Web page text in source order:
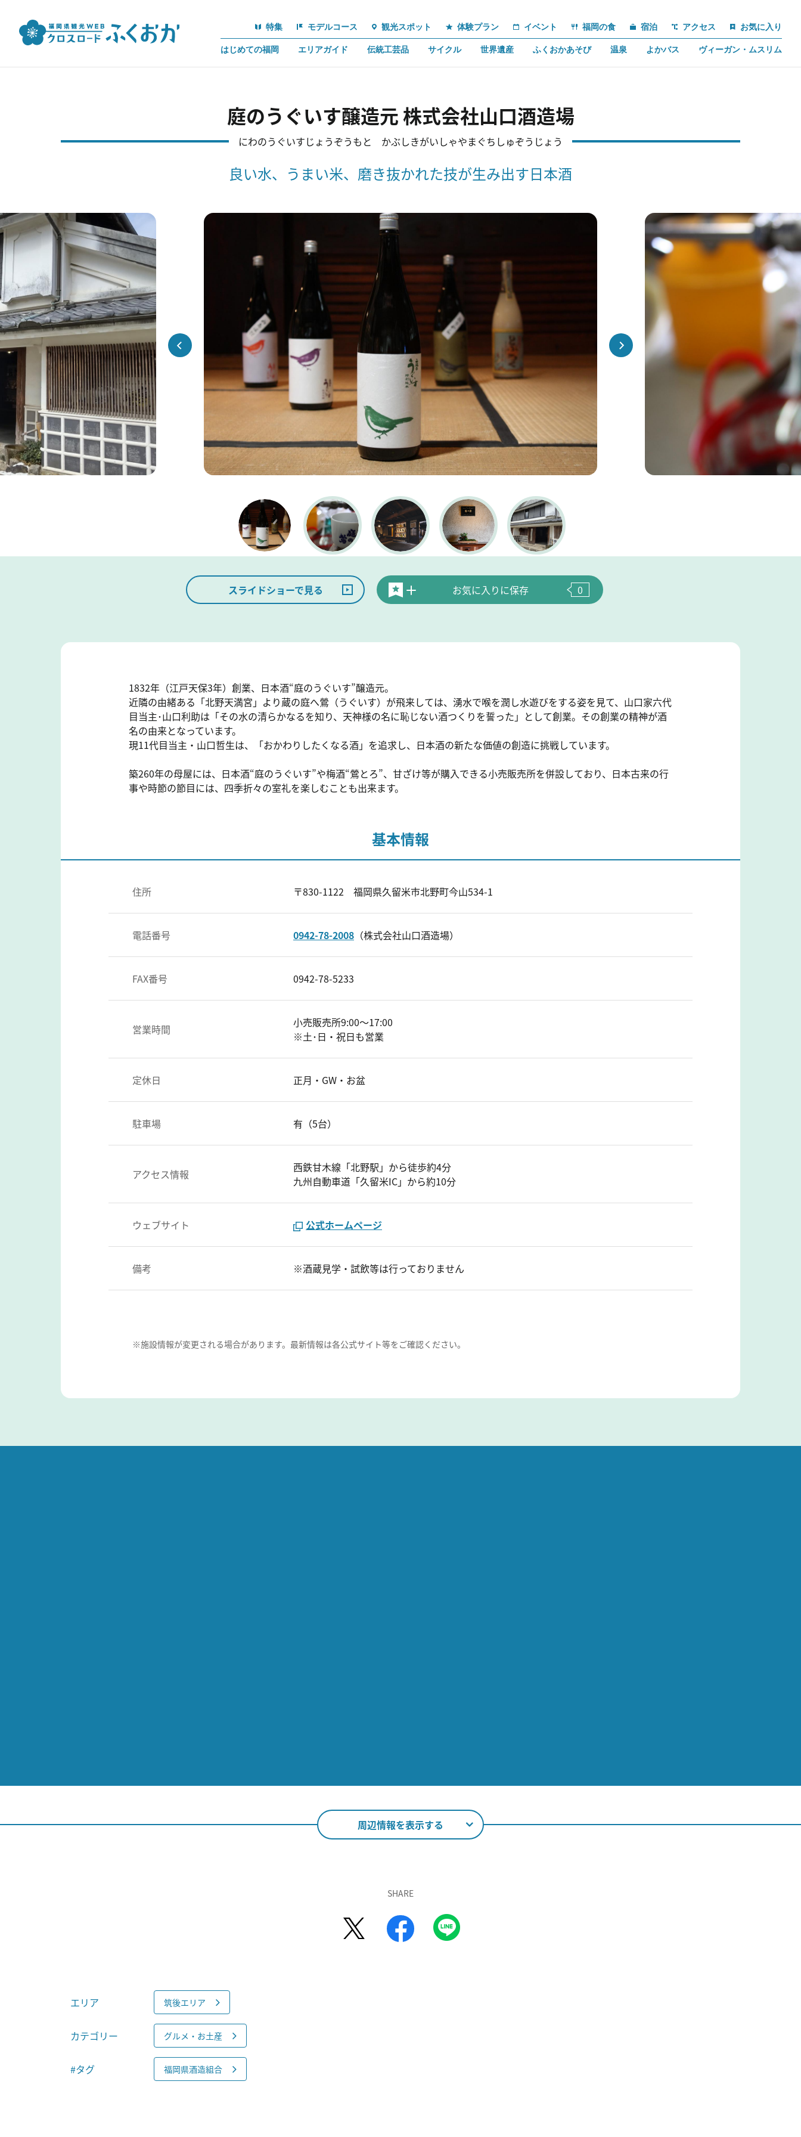
特集 モデルコース 観光スポット 体験プラン イベント 福岡の食 宿泊 アクセス お気に入り
はじめての福岡 エリアガイド 伝統工芸品 サイクル 世界遺産 ふくおかあそび 温泉 よかバス ヴィーガン・ムスリム
庭のうぐいす醸造元 株式会社山口酒造場
にわのうぐいすじょうぞうもと かぶしきがいしゃやまぐちしゅぞうじょう
良い水、うまい米、磨き抜かれた技が生み出す日本酒
スライドショーで見る お気に入りに保存 0
1832年（江戸天保3年）創業、日本酒“庭のうぐいす”醸造元。
近隣の由緒ある「北野天満宮」より蔵の庭へ鶯（うぐいす）が飛来しては、湧水で喉を潤し水遊びをする姿を見て、山口家六代
目当主･山口利助は「その水の清らかなるを知り、天神様の名に恥じない酒つくりを誓った」として創業。その創業の精神が酒
名の由来となっています。
現11代目当主・山口哲生は、「おかわりしたくなる酒」を追求し、日本酒の新たな価値の創造に挑戦しています。
築260年の母屋には、日本酒“庭のうぐいす”や梅酒“鶯とろ”、甘ざけ等が購入できる小売販売所を併設しており、日本古来の行
事や時節の節目には、四季折々の室礼を楽しむことも出来ます。
基本情報
住所 〒830-1122 福岡県久留米市北野町今山534-1
電話番号 0942-78-2008 （株式会社山口酒造場）
FAX番号 0942-78-5233
営業時間
小売販売所9:00～17:00
※土･日・祝日も営業
定休日 正月・GW・お盆
駐車場 有（5台）
アクセス情報
西鉄甘木線「北野駅」から徒歩約4分
九州自動車道「久留米IC」から約10分
ウェブサイト 公式ホームページ
備考 ※酒蔵見学・試飲等は行っておりません
※施設情報が変更される場合があります。最新情報は各公式サイト等をご確認ください。
周辺情報を表示する
SHARE
エリア 筑後エリア
カテゴリー グルメ・お土産
#タグ 福岡県酒造組合